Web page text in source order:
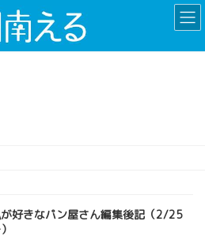
好きなパン屋さん編集後記（2/25